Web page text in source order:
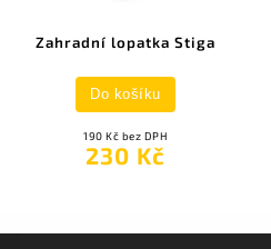
Zahradní lopatka Stiga
190 Kč bez DPH
230 Kč
Do košíku